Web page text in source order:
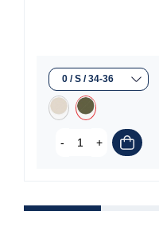
- +